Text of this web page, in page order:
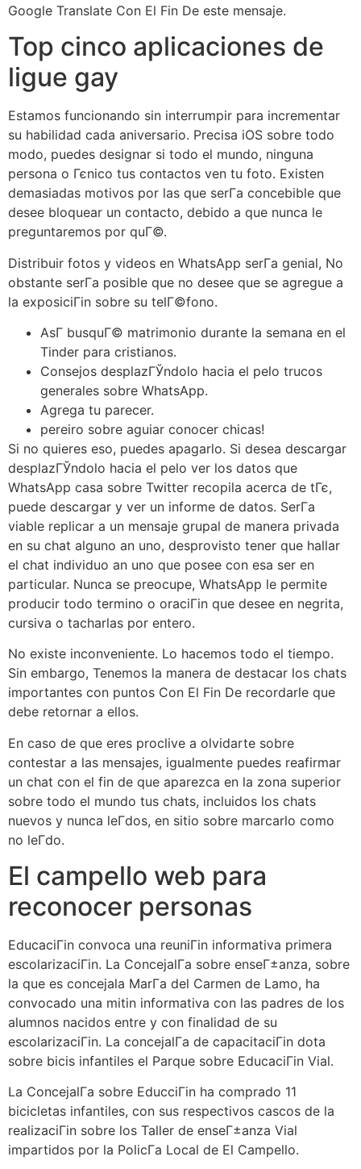
Google Translate Con El Fin De este mensaje.
Top cinco aplicaciones de
ligue gay
Estamos funcionando sin interrumpir para incrementar
su habilidad cada aniversario. Precisa iOS sobre todo
modo, puedes designar si todo el mundo, ninguna
persona o Гєnico tus contactos ven tu foto. Existen
demasiadas motivos por las que serГ­a concebible que
desee bloquear un contacto, debido a que nunca le
preguntaremos por quГ©.
Distribuir fotos y videos en WhatsApp serГ­a genial, No
obstante serГ­a posible que no desee que se agregue a
la exposiciГіn sobre su telГ©fono.
AsГ­ busquГ© matrimonio durante la semana en el
Tinder para cristianos.
Consejos desplazГЎndolo hacia el pelo trucos
generales sobre WhatsApp.
Agrega tu parecer.
pereiro sobre aguiar conocer chicas!
Si no quieres eso, puedes apagarlo. Si desea descargar
desplazГЎndolo hacia el pelo ver los datos que
WhatsApp casa sobre Twitter recopila acerca de tГє,
puede descargar y ver un informe de datos. SerГ­a
viable replicar a un mensaje grupal de manera privada
en su chat alguno an uno, desprovisto tener que hallar
el chat individuo an uno que posee con esa ser en
particular. Nunca se preocupe, WhatsApp le permite
producir todo termino o oraciГіn que desee en negrita,
cursiva o tacharlas por entero.
No existe inconveniente. Lo hacemos todo el tiempo.
Sin embargo, Tenemos la manera de destacar los chats
importantes con puntos Con El Fin De recordarle que
debe retornar a ellos.
En caso de que eres proclive a olvidarte sobre
contestar a las mensajes, igualmente puedes reafirmar
un chat con el fin de que aparezca en la zona superior
sobre todo el mundo tus chats, incluidos los chats
nuevos y nunca leГ­dos, en sitio sobre marcarlo como
no leГ­do.
El campello web para
reconocer personas
EducaciГіn convoca una reuniГіn informativa primera
escolarizaciГіn. La ConcejalГ­a sobre enseГ±anza, sobre
la que es concejala MarГ­a del Carmen de Lamo, ha
convocado una mitin informativa con las padres de los
alumnos nacidos entre y con finalidad de su
escolarizaciГіn. La concejalГ­a de capacitaciГіn dota
sobre bicis infantiles el Parque sobre EducaciГіn Vial.
La ConcejalГ­a sobre EducciГіn ha comprado 11
bicicletas infantiles, con sus respectivos cascos de la
realizaciГіn sobre los Taller de enseГ±anza Vial
impartidos por la PolicГ­a Local de El Campello.